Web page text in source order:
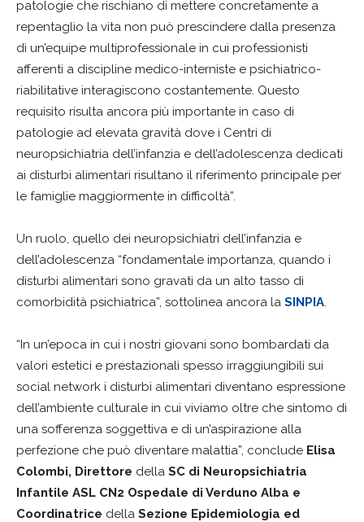
patologie che rischiano di mettere concretamente a
repentaglio la vita non può prescindere dalla presenza
di un’equipe multiprofessionale in cui professionisti
afferenti a discipline medico-interniste e psichiatrico-
riabilitative interagiscono costantemente. Questo
requisito risulta ancora più importante in caso di
patologie ad elevata gravità dove i Centri di
neuropsichiatria dell’infanzia e dell’adolescenza dedicati
ai disturbi alimentari risultano il riferimento principale per
le famiglie maggiormente in difficoltà”.
Un ruolo, quello dei neuropsichiatri dell’infanzia e
dell’adolescenza “fondamentale importanza, quando i
disturbi alimentari sono gravati da un alto tasso di
comorbidità psichiatrica”, sottolinea ancora la SINPIA.
“In un’epoca in cui i nostri giovani sono bombardati da
valori estetici e prestazionali spesso irraggiungibili sui
social network i disturbi alimentari diventano espressione
dell’ambiente culturale in cui viviamo oltre che sintomo di
una sofferenza soggettiva e di un’aspirazione alla
perfezione che può diventare malattia”, conclude Elisa
Colombi, Direttore della SC di Neuropsichiatria
Infantile ASL CN2 Ospedale di Verduno Alba e
Coordinatrice della Sezione Epidemiologia ed